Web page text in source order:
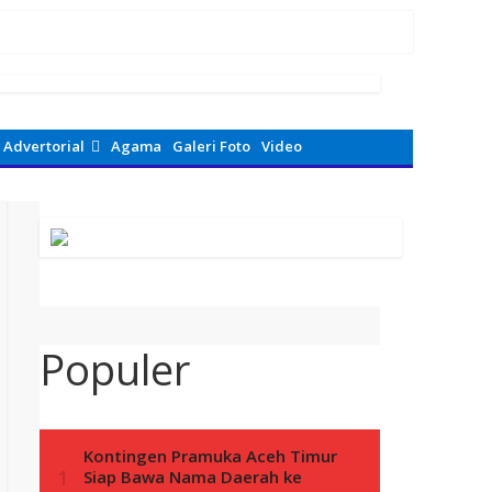
Advertorial Agama Galeri Foto Video
Populer